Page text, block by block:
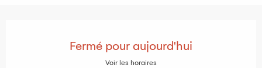
Fermé pour aujourd'hui
Voir les horaires